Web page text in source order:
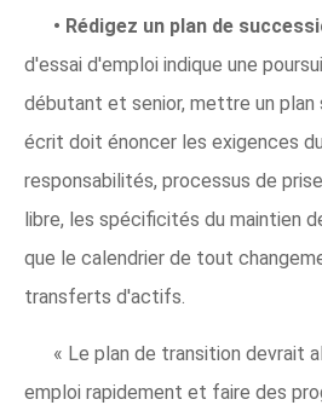
• Rédigez un plan de
d'essai d'emploi indique une
débutant et senior, mettre un plan
écrit doit énoncer les exigences
responsabilités, processus de
libre, les spécificités du maintien
que le calendrier de tout
transferts d'actifs.
« Le plan de transition devrait
emploi rapidement et faire des